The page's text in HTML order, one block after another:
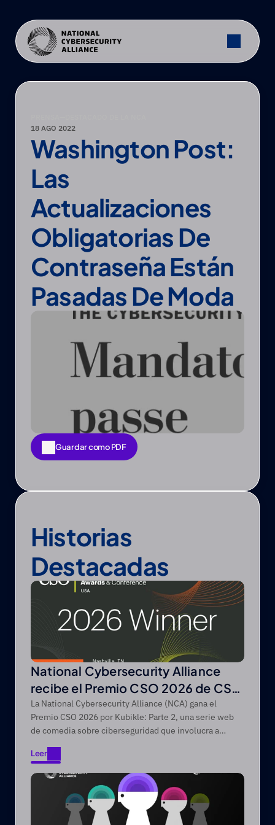
18 AGO 2022
Washington Post:
Las
Actualizaciones
Obligatorias De
Contraseña Están
Pasadas De Moda
Guardar como PDF
Guardar como PDF
Historias
Destacadas
National Cybersecurity Alliance
recibe el Premio CSO 2026 de CSO
de Foundry
La National Cybersecurity Alliance (NCA) gana el
Premio CSO 2026 por Kubikle: Parte 2, una serie web
de comedia sobre ciberseguridad que involucra a
de entretenimiento primero.
Leer
Leer